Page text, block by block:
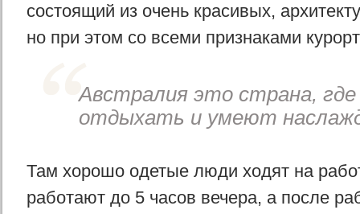
состоящий из очень красивых,
но при этом со всеми признаками
Австралия это страна,
отдыхать и умеют
Там хорошо одетые люди ходят на
работают до 5 часов вечера, а после